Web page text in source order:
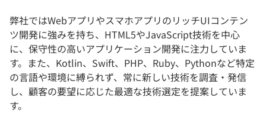
弊社ではWebアプリやスマホアプリのリッチUIコンテン
ツ開発に強みを持ち、HTML5やJavaScript技術を中心
に、保守性の高いアプリケーション開発に注力していま
す。また、Kotlin、Swift、PHP、Ruby、Pythonなど特定
の言語や環境に縛られず、常に新しい技術を調査・発信
し、顧客の要望に応じた最適な技術選定を提案していま
す。